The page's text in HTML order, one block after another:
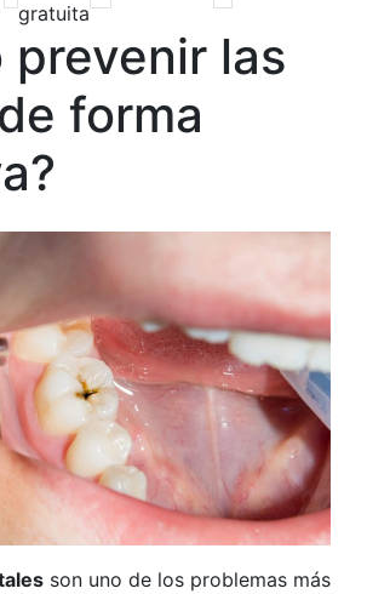
gratuita
prevenir las
forma
son uno de los problemas más